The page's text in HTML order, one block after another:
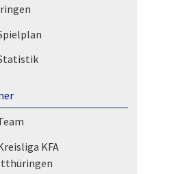
KFA